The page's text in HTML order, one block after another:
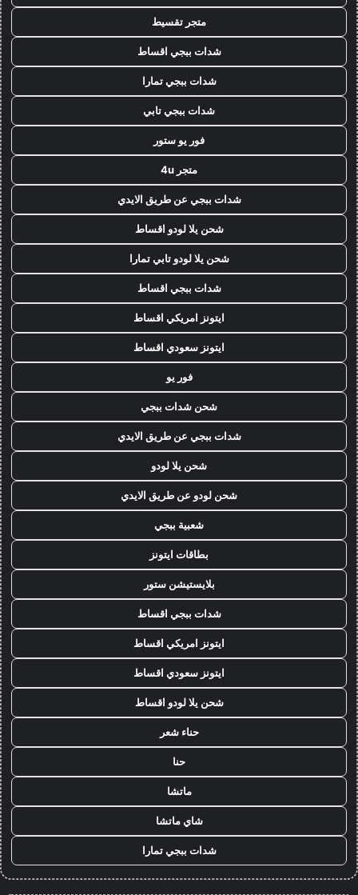
متجر تقسيط
شدات ببجي اقساط
شدات ببجي تمارا
شدات ببجي تابي
فور يو ستور
متجر 4u
شدات ببجي عن طريق الايدي
شحن يلا لودو اقساط
شحن يلا لودو تابي تمارا
شدات ببجي اقساط
ايتونز امريكي اقساط
ايتونز سعودي اقساط
فور يو
شحن شدات ببجي
شدات ببجي عن طريق الايدي
شحن يلا لودو
شحن لودو عن طريق الايدي
شعبية ببجي
بطاقات ايتونز
بلايستيشن ستور
شدات ببجي اقساط
ايتونز امريكي اقساط
ايتونز سعودي اقساط
شحن يلا لودو اقساط
حناء شعر
حنا
ماتشا
شاي ماتشا
شدات ببجي تمارا